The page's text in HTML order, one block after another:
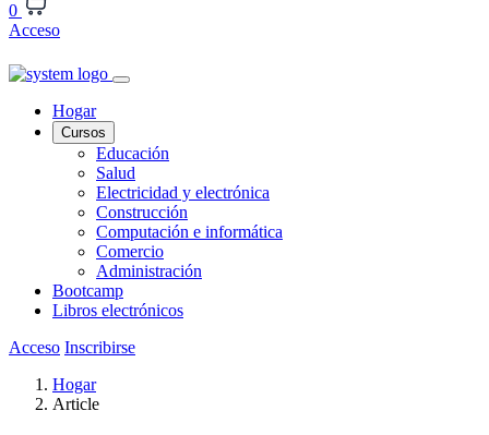
0
Acceso
Hogar
Cursos
Educación
Salud
Electricidad y electrónica
Construcción
Computación e informática
Comercio
Administración
Bootcamp
Libros electrónicos
Acceso Inscribirse
Hogar
Article